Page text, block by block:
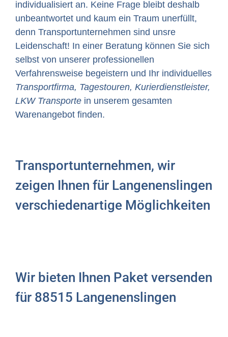
individualisiert an. Keine Frage bleibt deshalb
unbeantwortet und kaum ein Traum unerfüllt,
denn Transportunternehmen sind unsre
Leidenschaft! In einer Beratung können Sie sich
selbst von unserer professionellen
Verfahrensweise begeistern und Ihr individuelles
Transportfirma, Tagestouren, Kurierdienstleister,
LKW Transporte in unserem gesamten
Warenangebot finden.
Transportunternehmen, wir
zeigen Ihnen für Langenenslingen
verschiedenartige Möglichkeiten
Wir bieten Ihnen Paket versenden
für 88515 Langenenslingen